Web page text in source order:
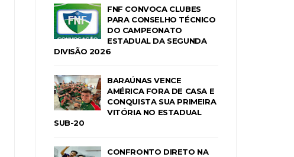
FNF CONVOCA CLUBES
PARA CONSELHO TÉCNICO
DO CAMPEONATO
ESTADUAL DA SEGUNDA
DIVISÃO 2026
BARAÚNAS VENCE
AMÉRICA FORA DE CASA E
CONQUISTA SUA PRIMEIRA
VITÓRIA NO ESTADUAL
SUB-20
CONFRONTO DIRETO NA